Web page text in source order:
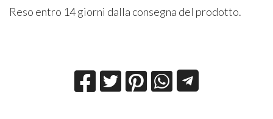
Reso entro 14 giorni dalla consegna del prodotto.